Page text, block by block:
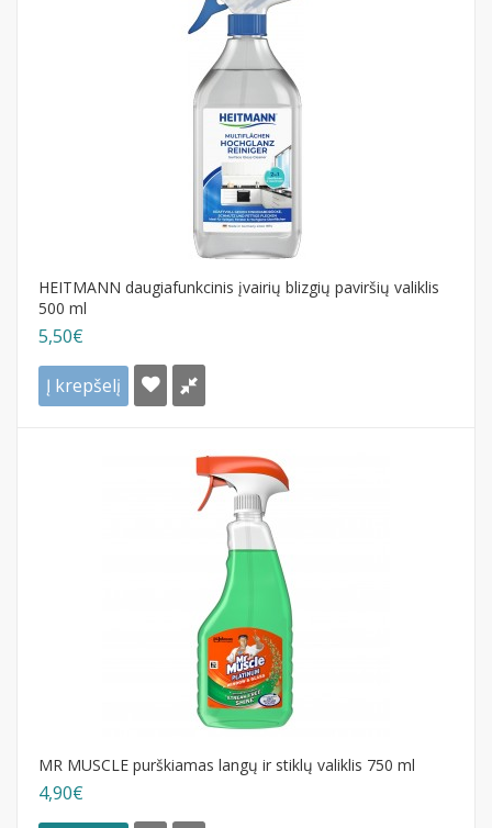
HEITMANN daugiafunkcinis įvairių blizgių paviršių valiklis
500 ml
5,50€
Į krepšelį
MR MUSCLE purškiamas langų ir stiklų valiklis 750 ml
4,90€